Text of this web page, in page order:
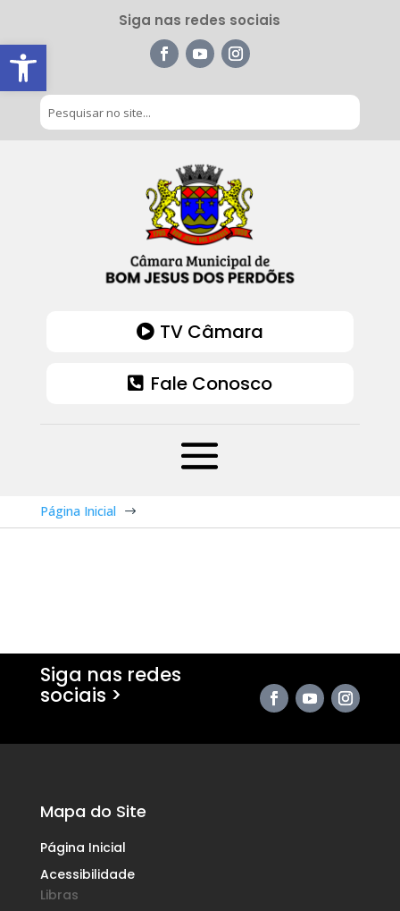
Barra de Ferramentas Aberta
Siga nas redes sociais
TV Câmara
Fale Conosco
Página Inicial $
Siga nas redes
sociais >
Mapa do Site
Página Inicial
Acessibilidade
Libras